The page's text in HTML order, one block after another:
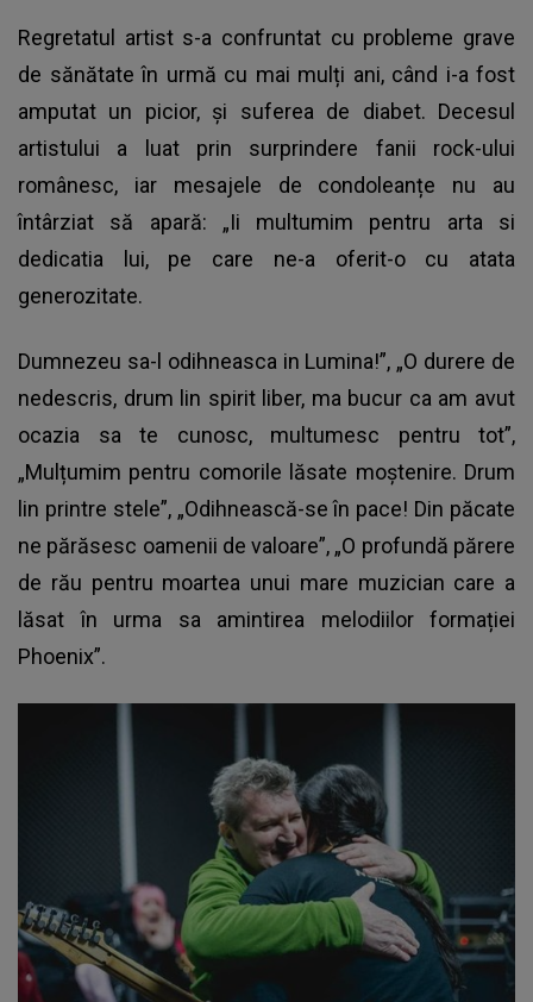
Regretatul artist s-a confruntat cu probleme grave
de sănătate în urmă cu mai mulți ani, când i-a fost
amputat un picior, și suferea de diabet. Decesul
artistului a luat prin surprindere fanii rock-ului
românesc, iar mesajele de condoleanțe nu au
întârziat să apară: „Ii multumim pentru arta si
dedicatia lui, pe care ne-a oferit-o cu atata
generozitate.
Dumnezeu sa-l odihneasca in Lumina!”, „O durere de
nedescris, drum lin spirit liber, ma bucur ca am avut
ocazia sa te cunosc, multumesc pentru tot”,
„Mulțumim pentru comorile lăsate moștenire. Drum
lin printre stele”, „Odihnească-se în pace! Din păcate
ne părăsesc oamenii de valoare”, „O profundă părere
de rău pentru moartea unui mare muzician care a
lăsat în urma sa amintirea melodiilor formației
Phoenix”.